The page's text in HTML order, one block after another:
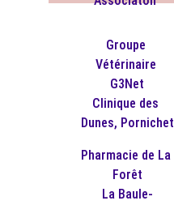
Groupe
Vétérinaire
G3Net
Clinique des
Dunes, Pornichet
Pharmacie de La
Forêt
La Baule-